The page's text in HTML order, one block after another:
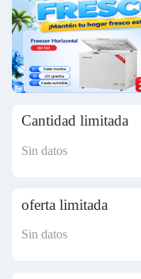
Cantidad limitada
Sin datos
oferta limitada
Sin datos